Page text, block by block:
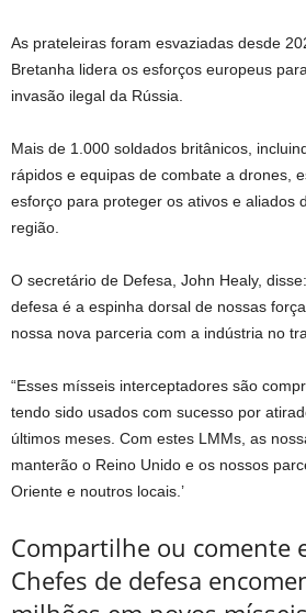
As prateleiras foram esvaziadas desde
Bretanha lidera os esforços europeus
invasão ilegal da Rússia.
Mais de 1.000 soldados britânicos,
rápidos e equipas de combate a drones,
esforço para proteger os ativos e aliados
região.
O secretário de Defesa, John Healy,
defesa é a espinha dorsal de nossas
nossa nova parceria com a indústria no
“Esses mísseis interceptadores são
tendo sido usados ​​com sucesso por
últimos meses. Com estes LMMs, as
manterão o Reino Unido e os nossos
Oriente e noutros locais.’
Compartilhe ou comente
Chefes de defesa